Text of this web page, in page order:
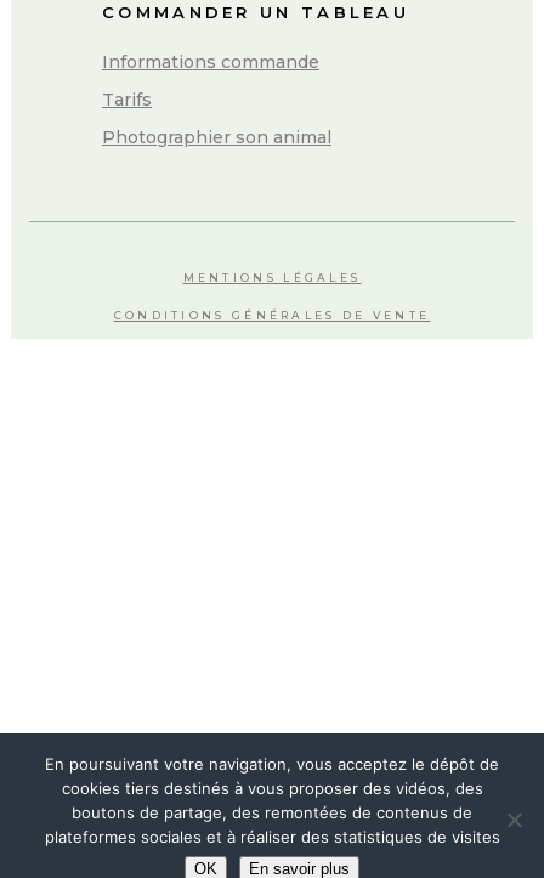
COMMANDER UN TABLEAU
Informations commande
Tarifs
Photographier son animal
MENTIONS LÉGALES
CONDITIONS GÉNÉRALES DE VENTE
En poursuivant votre navigation, vous acceptez le dépôt de
cookies tiers destinés à vous proposer des vidéos, des
boutons de partage, des remontées de contenus de
plateformes sociales et à réaliser des statistiques de visites
OK En savoir plus